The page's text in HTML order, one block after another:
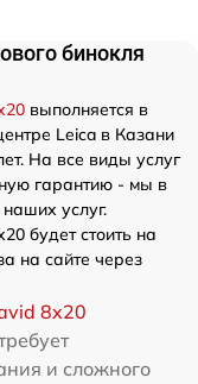
бинокля
выполняется в
Leica в Казани
На все виды услуг
гарантию - мы в
услуг.
будет стоить на
на сайте через
8x20
и сложного